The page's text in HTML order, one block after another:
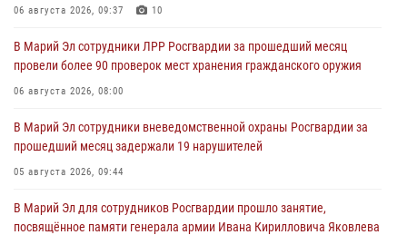
06 августа 2026, 09:37 10
В Марий Эл сотрудники ЛРР Росгвардии за прошедший месяц
провели более 90 проверок мест хранения гражданского оружия
06 августа 2026, 08:00
В Марий Эл сотрудники вневедомственной охраны Росгвардии за
прошедший месяц задержали 19 нарушителей
05 августа 2026, 09:44
В Марий Эл для сотрудников Росгвардии прошло занятие,
посвящённое памяти генерала армии Ивана Кирилловича Яковлева